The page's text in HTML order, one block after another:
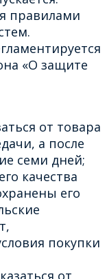
правилами
«О защите
от товара
а после
семи дней;
качества
его
покупки
от